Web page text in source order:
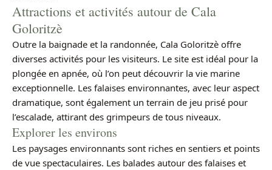
Attractions et activités autour de Cala
Goloritzè
Outre la baignade et la randonnée, Cala Goloritzè offre
diverses activités pour les visiteurs. Le site est idéal pour la
plongée en apnée, où l’on peut découvrir la vie marine
exceptionnelle. Les falaises environnantes, avec leur aspect
dramatique, sont également un terrain de jeu prisé pour
l’escalade, attirant des grimpeurs de tous niveaux.
Explorer les environs
Les paysages environnants sont riches en sentiers et points
de vue spectaculaires. Les balades autour des falaises et